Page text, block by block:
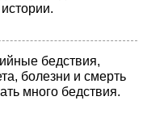
бедствия,
болезни и смерть
много бедствия.